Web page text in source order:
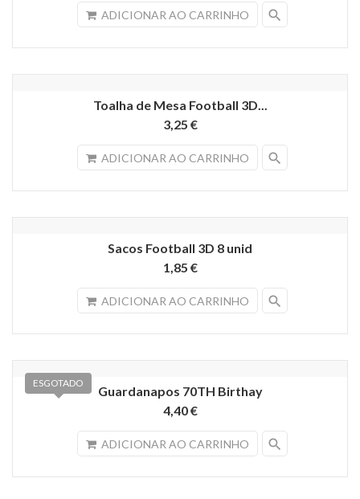
ADICIONAR AO CARRINHO search
Toalha de Mesa Football 3D...
3,25 €
ADICIONAR AO CARRINHO search
Sacos Football 3D 8 unid
1,85 €
ADICIONAR AO CARRINHO search
Guardanapos 70TH Birthay
4,40 €
ADICIONAR AO CARRINHO search
ESGOTADO